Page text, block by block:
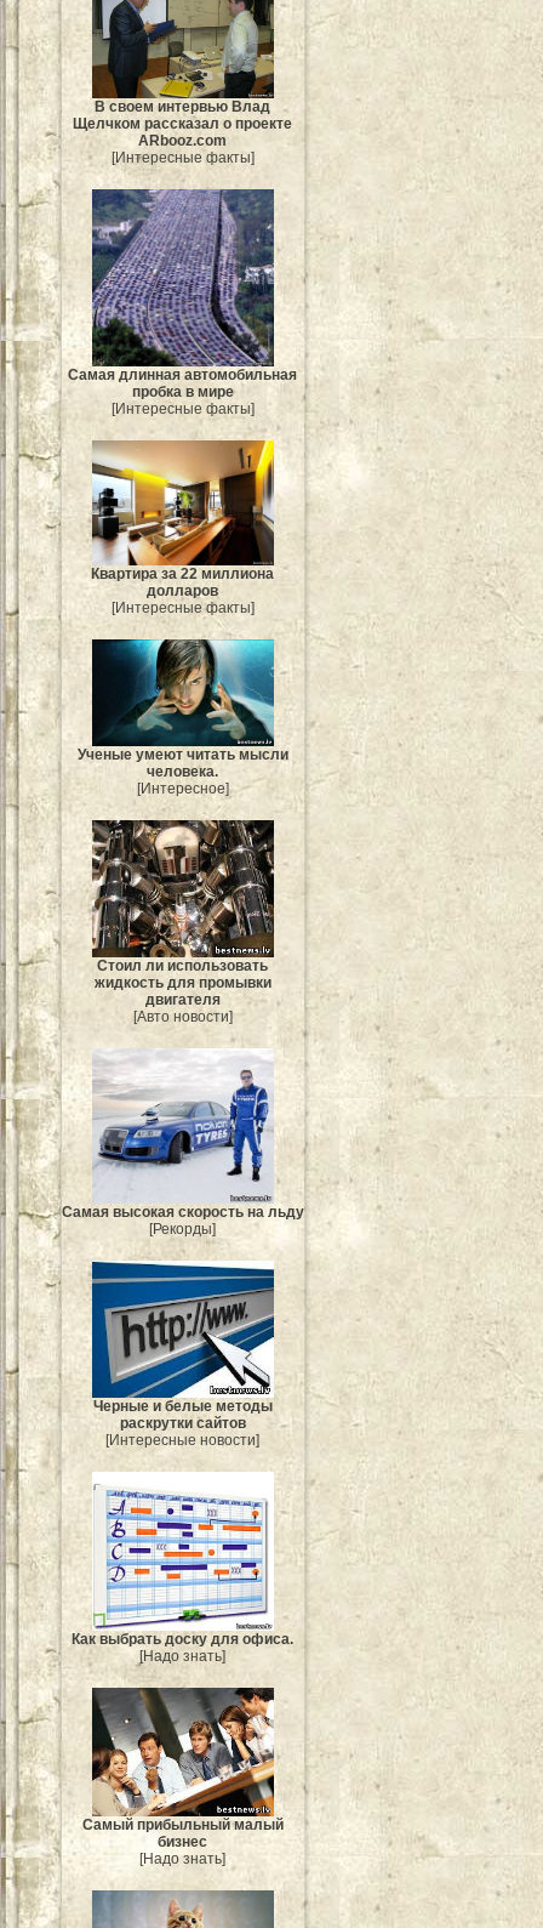
В своем интервью Влад
Щелчком рассказал о проекте
ARbooz.com
[Интересные факты]
Самая длинная автомобильная
пробка в мире
[Интересные факты]
Квартира за 22 миллиона
долларов
[Интересные факты]
Ученые умеют читать мысли
человека.
[Интересное]
Стоил ли использовать
жидкость для промывки
двигателя
[Авто новости]
Самая высокая скорость на льду
[Рекорды]
Черные и белые методы
раскрутки сайтов
[Интересные новости]
Как выбрать доску для офиса.
[Надо знать]
Самый прибыльный малый
бизнес
[Надо знать]